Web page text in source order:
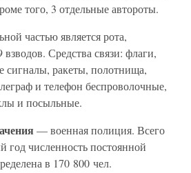
того, 3 отдельные автороты.
частью является рота,
Средства связи: флаги,
сигналы, ракеты, полотнища,
и телефон беспроволочные,
и посыльные.
— военная полиция. Всего
год численность постоянной
в 170 800 чел.